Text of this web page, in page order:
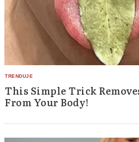
This Simple Trick
From Your Body!